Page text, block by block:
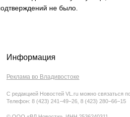
не было.
Информация
Реклама во Владивостоке
С редакцией Новостей VL.ru можно связаться
Телефон: 8 (423) 241−49−26, 8 (423) 280−66−15